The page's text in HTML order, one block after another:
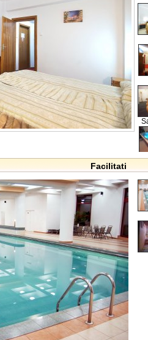
Facilitati